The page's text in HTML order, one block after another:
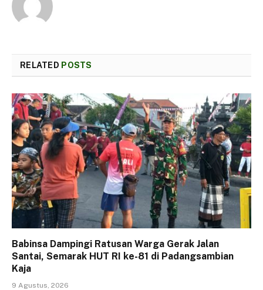
RELATED POSTS
Babinsa Dampingi Ratusan Warga Gerak Jalan
Santai, Semarak HUT RI ke-81 di Padangsambian
Kaja
9 Agustus, 2026